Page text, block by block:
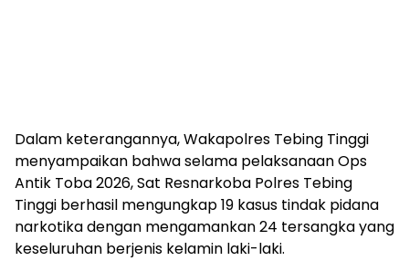
Dalam keterangannya, Wakapolres Tebing Tinggi
menyampaikan bahwa selama pelaksanaan Ops
Antik Toba 2026, Sat Resnarkoba Polres Tebing
Tinggi berhasil mengungkap 19 kasus tindak pidana
narkotika dengan mengamankan 24 tersangka yang
keseluruhan berjenis kelamin laki-laki.